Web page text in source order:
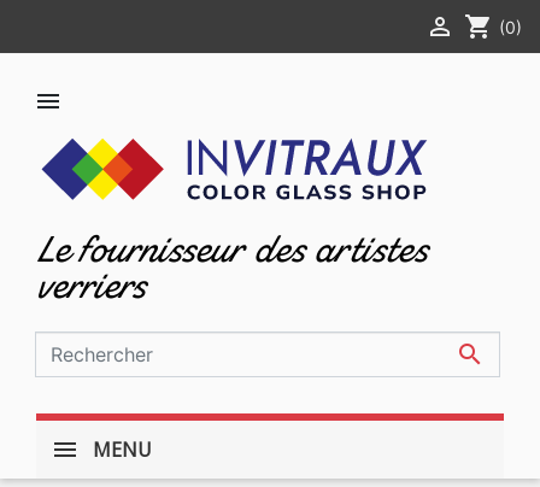
 shopping_cart (0)

Le fournisseur des artistes
verriers

MENU